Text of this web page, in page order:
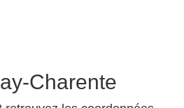
Charente